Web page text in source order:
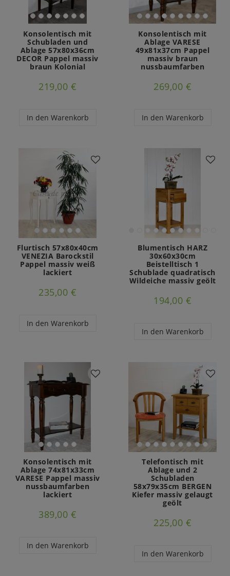
Konsolentisch mit
Schubladen und
Ablage 57x80x36cm
DECOR Pappel massiv
braun Kolonial
219,00 €
In den Warenkorb
Konsolentisch mit
Ablage VARESE
49x81x37cm Pappel
massiv braun
nussbaumfarben
269,00 €
In den Warenkorb
Flurtisch 57x80x40cm
VENEZIA Barockstil
Pappel massiv weiß
lackiert
235,00 €
In den Warenkorb
Blumentisch HARZ
30x60x30cm
Beistelltisch 1
Schublade quadratisch
Wildeiche massiv geölt
194,00 €
In den Warenkorb
Konsolentisch mit
Ablage 74x81x33cm
VARESE Pappel massiv
nussbaumfarben
lackiert
389,00 €
In den Warenkorb
Telefontisch mit
Ablage und 2
Schubladen
58x79x35cm BERGEN
Kiefer massiv gelaugt
geölt
225,00 €
In den Warenkorb